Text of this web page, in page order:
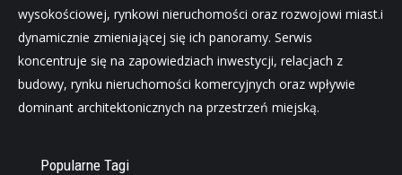
wysokościowej, rynkowi nieruchomości oraz rozwojowi miast.i
dynamicznie zmieniającej się ich panoramy. Serwis
koncentruje się na zapowiedziach inwestycji, relacjach z
budowy, rynku nieruchomości komercyjnych oraz wpływie
dominant architektonicznych na przestrzeń miejską.
Popularne Tagi